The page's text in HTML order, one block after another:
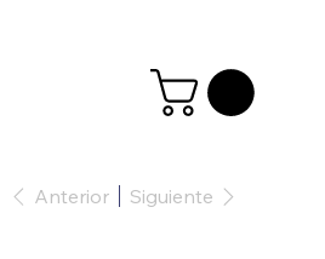
Anterior Siguiente